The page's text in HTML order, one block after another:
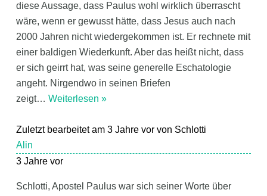
diese Aussage, dass Paulus wohl wirklich überrascht
wäre, wenn er gewusst hätte, dass Jesus auch nach
2000 Jahren nicht wiedergekommen ist. Er rechnete mit
einer baldigen Wiederkunft. Aber das heißt nicht, dass
er sich geirrt hat, was seine generelle Eschatologie
angeht. Nirgendwo in seinen Briefen
zeigt… Weiterlesen »
Zuletzt bearbeitet am 3 Jahre vor von Schlotti
Alin
3 Jahre vor
Schlotti, Apostel Paulus war sich seiner Worte über